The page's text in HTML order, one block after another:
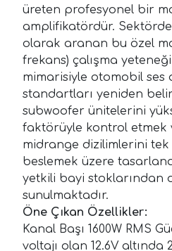
üreten profesyonel bir
amplifikatördür.
olarak aranan bu özel
frekans) çalışma
mimarisiyle otomobil ses
standartları yeniden
subwoofer ünitelerini
faktörüyle kontrol etmek
midrange dizilimlerini tek
beslemek üzere
yetkili bayi stoklarından
sunulmaktadır.
Öne Çıkan Özellikler:
Kanal Başı 1600W RMS
voltajı olan 12.6V altında